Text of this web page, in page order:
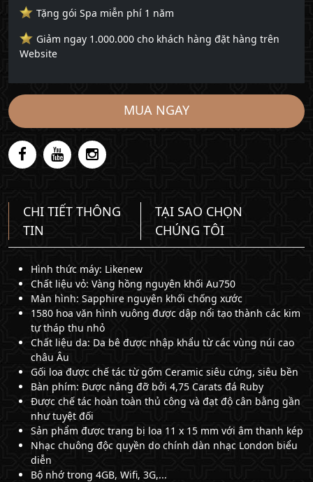
Tặng gói Spa miễn phí 1 năm
Giảm ngay 1.000.000 cho khách hàng đặt hàng trên
Website
MUA NGAY
CHI TIẾT THÔNG
TIN
TẠI SAO CHỌN
CHÚNG TÔI
Hình thức máy: Likenew
Chất liệu vỏ: Vàng hồng nguyên khối Au750
Màn hình: Sapphire nguyên khối chống xước
1580 hoa văn hình vuông được dập nổi tạo thành các kim
tự tháp thu nhỏ
Chất liệu da: Da bê được nhập khẩu từ các vùng núi cao
châu Âu
Gối loa được chế tác từ gốm Ceramic siêu cứng, siêu bền
Bàn phím: Được nâng đỡ bởi 4,75 Carats đá Ruby
Được chế tác hoàn toàn thủ công và đạt độ cân bằng gần
như tuyệt đối
Sản phẩm được trang bị loa 11 x 15 mm với âm thanh kép
Nhạc chuông độc quyền do chính dàn nhạc London biểu
diễn
Bộ nhớ trong 4GB, Wifi, 3G,...